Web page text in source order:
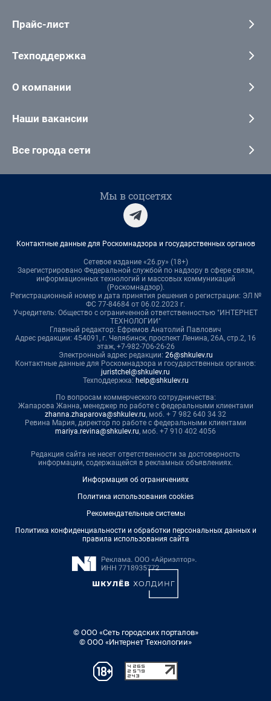
Прайс-лист
Техподдержка
О компании
Наши вакансии
Все города сети
Мы в соцсетях
Контактные данные для Роскомнадзора и государственных органов
Сетевое издание «26.ру» (18+)
Зарегистрировано Федеральной службой по надзору в сфере связи,
информационных технологий и массовых коммуникаций
(Роскомнадзор).
Регистрационный номер и дата принятия решения о регистрации: ЭЛ №
ФС 77-84684 от 06.02.2023 г.
Учредитель: Общество с ограниченной ответственностью "ИНТЕРНЕТ
ТЕХНОЛОГИИ"
Главный редактор: Ефремов Анатолий Павлович
Адрес редакции: 454091, г. Челябинск, проспект Ленина, 26А, стр.2, 16
этаж, +7-982-706-26-26
Электронный адрес редакции: 26@shkulev.ru
Контактные данные для Роскомнадзора и государственных органов:
juristchel@shkulev.ru
Техподдержка: help@shkulev.ru
По вопросам коммерческого сотрудничества:
Жапарова Жанна, менеджер по работе с федеральными клиентами
zhanna.zhaparova@shkulev.ru, моб. + 7 982 640 34 32
Ревина Мария, директор по работе с федеральными клиентами
mariya.revina@shkulev.ru, моб. +7 910 402 4056
Редакция сайта не несет ответственности за достоверность
информации, содержащейся в рекламных объявлениях.
Информация об ограничениях
Политика использования cookies
Рекомендательные системы
Политика конфиденциальности и обработки персональных данных и
правила использования сайта
© ООО «Сеть городских порталов»
© ООО «Интернет Технологии»